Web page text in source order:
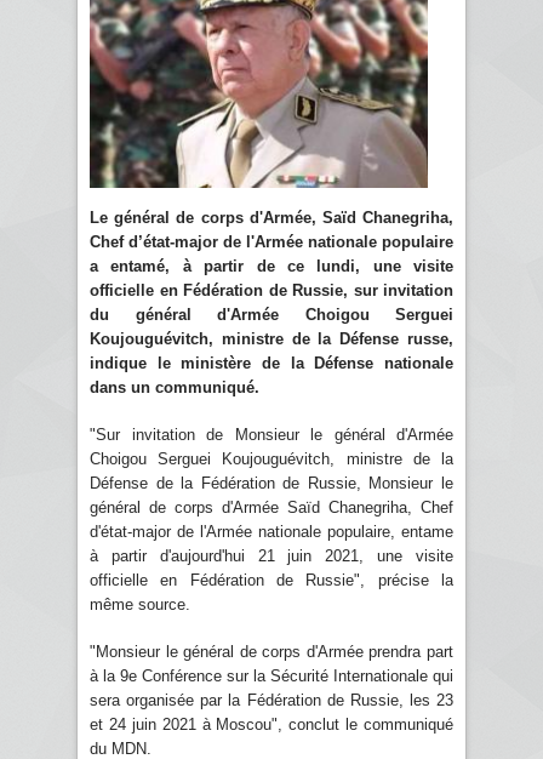
Le général de corps d'Armée, Saïd Chanegriha,
Chef d’état-major de l'Armée nationale populaire
a entamé, à partir de ce lundi, une visite
officielle en Fédération de Russie, sur invitation
du général d'Armée Choigou Serguei
Koujouguévitch, ministre de la Défense russe,
indique le ministère de la Défense nationale
dans un communiqué.
"Sur invitation de Monsieur le général d'Armée
Choigou Serguei Koujouguévitch, ministre de la
Défense de la Fédération de Russie, Monsieur le
général de corps d'Armée Saïd Chanegriha, Chef
d'état-major de l'Armée nationale populaire, entame
à partir d'aujourd'hui 21 juin 2021, une visite
officielle en Fédération de Russie", précise la
même source.
"Monsieur le général de corps d'Armée prendra part
à la 9e Conférence sur la Sécurité Internationale qui
sera organisée par la Fédération de Russie, les 23
et 24 juin 2021 à Moscou", conclut le communiqué
du MDN.